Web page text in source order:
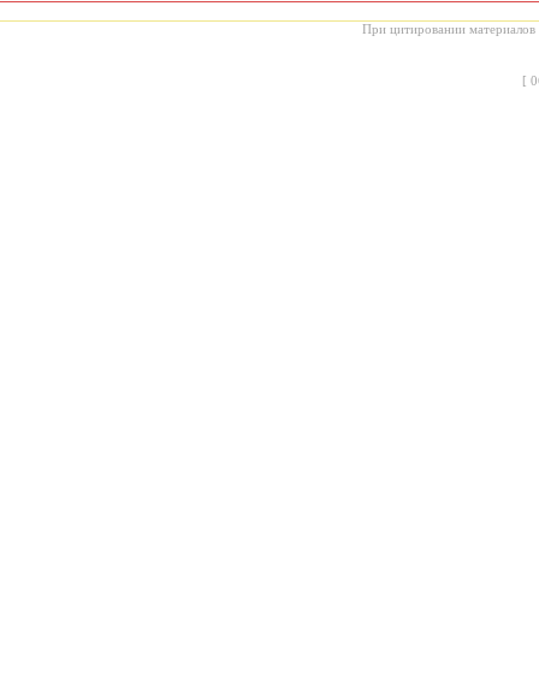
При цитировании материалов
[